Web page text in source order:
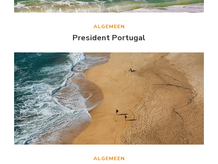
ALGEMEEN
President Portugal
ALGEMEEN